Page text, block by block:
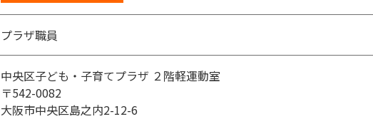
プラザ職員
中央区子ども・子育てプラザ ２階軽運動室
〒542-0082
大阪市中央区島之内2-12-6